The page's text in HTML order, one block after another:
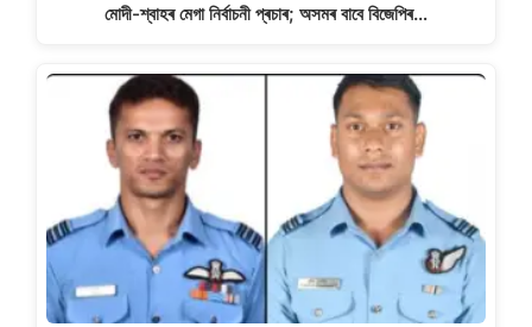
মোদী-শ্বাহৰ মেগা নিৰ্বাচনী প্ৰচাৰ; অসমৰ বাবে বিজেপিৰ…